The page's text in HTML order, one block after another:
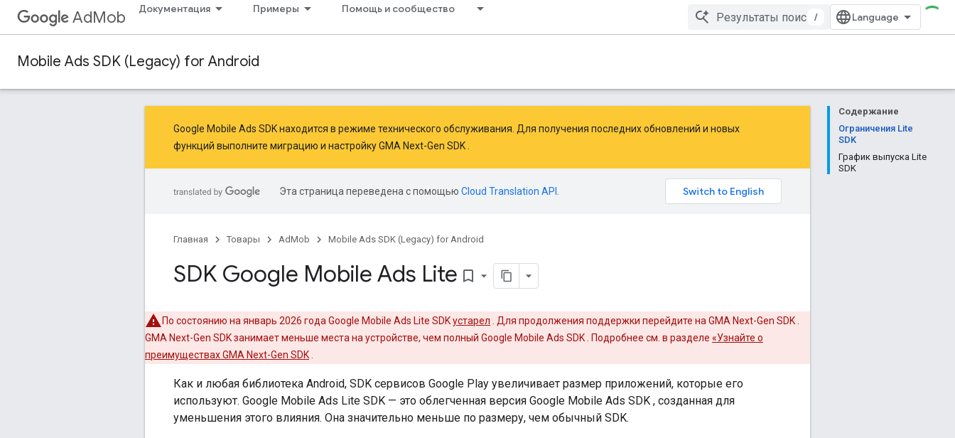
AdMob Документация Примеры Помощь и сообщество
/
Mobile Ads SDK (Legacy) for Android
Содержание
Ограничения Lite
SDK
График выпуска Lite
SDK
Google Mobile Ads SDK находится в режиме технического обслуживания. Для получения последних обновлений и новых
функций выполните миграцию и настройку GMA Next-Gen SDK
Эта страница переведена с помощью Cloud Translation API
Главная Товары AdMob Mobile Ads SDK (Legacy) for Android
SDK Google Mobile Ads Lite bookmark_border
По состоянию на январь 2026 года Google Mobile Ads Lite SDKустарел . Для продолжения поддержки перейдите на GMA Next-Gen SDK
GMA Next-Gen SDKзанимает меньше места на устройстве, чем полный Google Mobile Ads SDK . Подробнее см. в разделе «Узнайте о
преимуществахGMA Next-Gen SDK
Как и любая библиотека Android, SDK сервисов Google Play увеличивает размер приложений, которые его
используют. Google Mobile Ads Lite SDK — это облегченная версия Google Mobile Ads SDK , созданная для
уменьшения этого влияния. Она значительно меньше по размеру, чем обычный SDK.